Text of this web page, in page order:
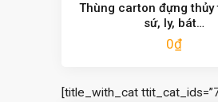
Thùng carton đựng thủy
sứ, ly, bát…
0₫
[title_with_cat